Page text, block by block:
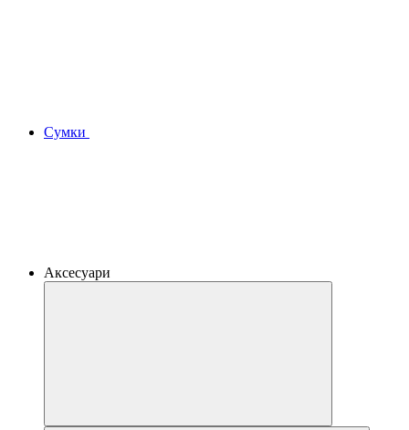
Сумки
Аксесуари